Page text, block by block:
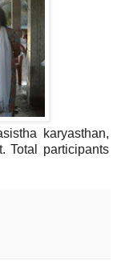
karyasthan,
Total participants